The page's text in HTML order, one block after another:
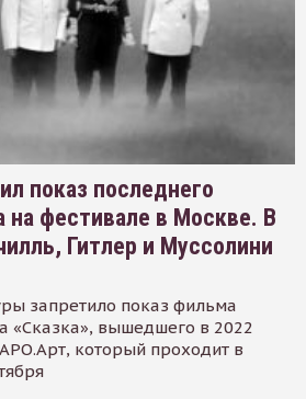
показ последнего
на фестивале в Москве. В
Гитлер и Муссолини
запретило показ фильма
«Сказка», вышедшего в 2022
который проходит в